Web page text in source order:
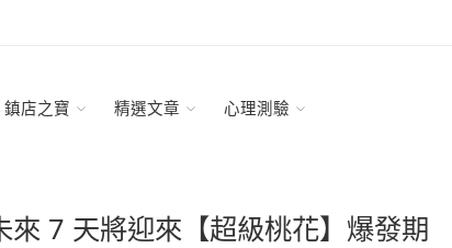
鎮店之寶 精選文章 心理測驗
7 天將迎來【超級桃花】爆發期